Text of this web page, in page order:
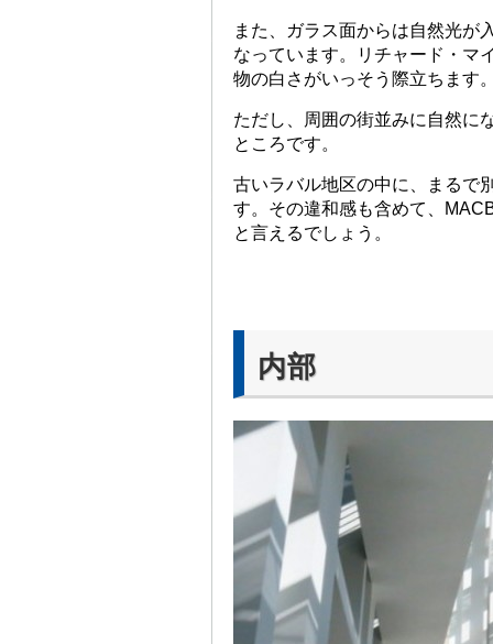
また、ガラス面からは自然光が
なっています。リチャード・マ
物の白さがいっそう際立ちます
ただし、周囲の街並みに自然に
ところです。
古いラバル地区の中に、まるで
す。その違和感も含めて、
と言えるでしょう。
内部